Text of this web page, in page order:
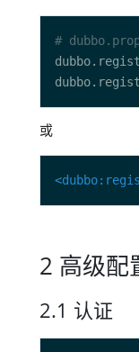
#
或
2 高级配
2.1 认证